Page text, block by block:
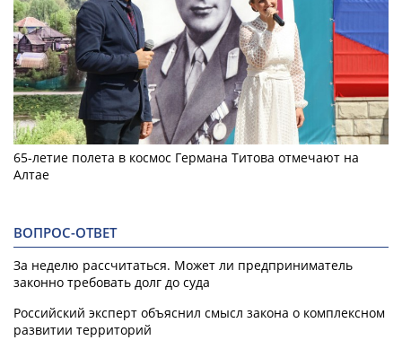
65-летие полета в космос Германа Титова отмечают на
Алтае
ВОПРОС-ОТВЕТ
За неделю рассчитаться. Может ли предприниматель
законно требовать долг до суда
Российский эксперт объяснил смысл закона о комплексном
развитии территорий